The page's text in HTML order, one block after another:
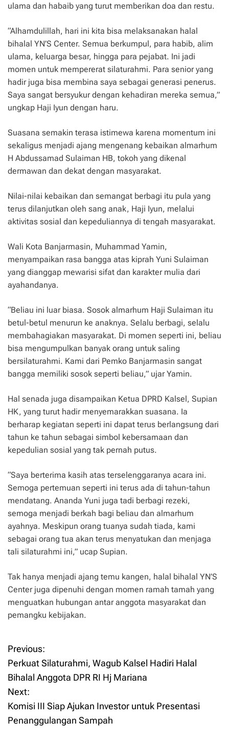
ulama dan habaib yang turut memberikan doa dan restu.
“Alhamdulillah, hari ini kita bisa melaksanakan halal
bihalal YN’S Center. Semua berkumpul, para habib, alim
ulama, keluarga besar, hingga para pejabat. Ini jadi
momen untuk mempererat silaturahmi. Para senior yang
hadir juga bisa membina saya sebagai generasi penerus.
Saya sangat bersyukur dengan kehadiran mereka semua,”
ungkap Haji Iyun dengan haru.
Suasana semakin terasa istimewa karena momentum ini
sekaligus menjadi ajang mengenang kebaikan almarhum
H Abdussamad Sulaiman HB, tokoh yang dikenal
dermawan dan dekat dengan masyarakat.
Nilai-nilai kebaikan dan semangat berbagi itu pula yang
terus dilanjutkan oleh sang anak, Haji Iyun, melalui
aktivitas sosial dan kepeduliannya di tengah masyarakat.
Wali Kota Banjarmasin, Muhammad Yamin,
menyampaikan rasa bangga atas kiprah Yuni Sulaiman
yang dianggap mewarisi sifat dan karakter mulia dari
ayahandanya.
“Beliau ini luar biasa. Sosok almarhum Haji Sulaiman itu
betul-betul menurun ke anaknya. Selalu berbagi, selalu
membahagiakan masyarakat. Di momen seperti ini, beliau
bisa mengumpulkan banyak orang untuk saling
bersilaturahmi. Kami dari Pemko Banjarmasin sangat
bangga memiliki sosok seperti beliau,” ujar Yamin.
Hal senada juga disampaikan Ketua DPRD Kalsel, Supian
HK, yang turut hadir menyemarakkan suasana. Ia
berharap kegiatan seperti ini dapat terus berlangsung dari
tahun ke tahun sebagai simbol kebersamaan dan
kepedulian sosial yang tak pernah putus.
“Saya berterima kasih atas terselenggaranya acara ini.
Semoga pertemuan seperti ini terus ada di tahun-tahun
mendatang. Ananda Yuni juga tadi berbagi rezeki,
semoga menjadi berkah bagi beliau dan almarhum
ayahnya. Meskipun orang tuanya sudah tiada, kami
sebagai orang tua akan terus menyatukan dan menjaga
tali silaturahmi ini,” ucap Supian.
Tak hanya menjadi ajang temu kangen, halal bihalal YN’S
Center juga dipenuhi dengan momen ramah tamah yang
menguatkan hubungan antar anggota masyarakat dan
pemangku kebijakan.
P
o
s
t
Previous:
Perkuat Silaturahmi, Wagub Kalsel Hadiri Halal
Bihalal Anggota DPR RI Hj Mariana
Next:
Komisi III Siap Ajukan Investor untuk Presentasi
Penanggulangan Sampah